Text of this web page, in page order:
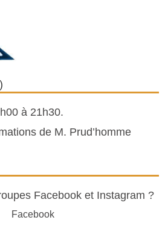
à 21h30.
de M. Prud’homme
Facebook et Instagram ?
Facebook